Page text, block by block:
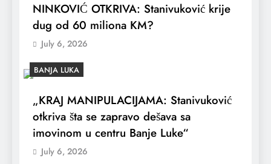
NINKOVIĆ OTKRIVA: Stanivuković krije
dug od 60 miliona KM?
July 6, 2026
BANJA LUKA
„KRAJ MANIPULACIJAMA: Stanivuković
otkriva šta se zapravo dešava sa
imovinom u centru Banje Luke“
July 6, 2026